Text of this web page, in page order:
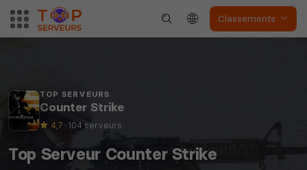
Classements
TOP SERVEURS
Counter Strike
4,7· 104 serveurs
Top Serveur Counter Strike